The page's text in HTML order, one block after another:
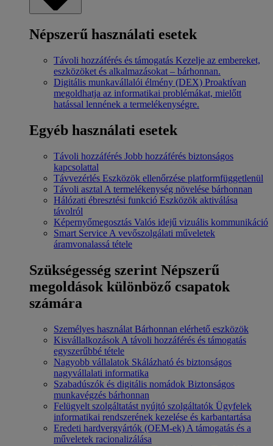
Népszerű használati esetek
Távoli hozzáférés és támogatás Kezelje az embereket,
eszközöket és alkalmazásokat – bárhonnan.
Digitális munkavállalói élmény (DEX) Proaktívan
megoldhatja az informatikai problémákat, mielőtt
hatással lennének a termelékenységre.
Egyéb használati esetek
Távoli hozzáférés Jobb hozzáférés biztonságos
kapcsolattal
Távvezérlés Eszközök ellenőrzése platformfüggetlenül
Távoli asztal A termelékenység növelése bárhonnan
Hálózati ébresztési funkció Eszközök aktiválása
távolról
Képernyőmegosztás Valós idejű vizuális kommunikáció
Smart Service A vevőszolgálati műveletek
áramvonalassá tétele
Szükségesség szerint Népszerű
megoldások különböző csapatok
számára
Személyes használat Bárhonnan elérhető eszközök
Kisvállalkozások A távoli hozzáférés és támogatás
egyszerűbbé tétele
Nagyobb vállalatok Skálázható és biztonságos
nagyvállalati informatika
Szabadúszók és digitális nomádok Biztonságos
munkavégzés bárhonnan
Felügyelt szolgáltatást nyújtó szolgáltatók Ügyfelek
informatikai rendszerének kezelése és karbantartása
Eredeti hardvergyártók (OEM-ek) A támogatás és a
műveletek racionalizálása